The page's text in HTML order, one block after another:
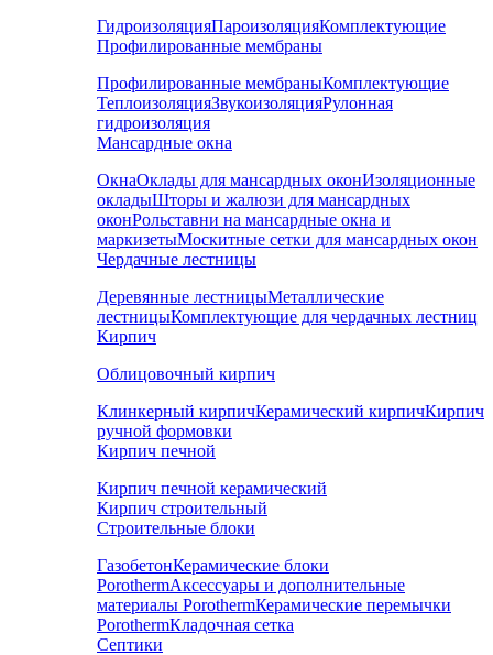
ГидроизоляцияПароизоляцияКомплектующие
Профилированные мембраны
Профилированные мембраныКомплектующие
ТеплоизоляцияЗвукоизоляцияРулонная
гидроизоляция
Мансардные окна
ОкнаОклады для мансардных оконИзоляционные
окладыШторы и жалюзи для мансардных
оконРольставни на мансардные окна и
маркизетыМоскитные сетки для мансардных окон
Чердачные лестницы
Деревянные лестницыМеталлические
лестницыКомплектующие для чердачных лестниц
Кирпич
Облицовочный кирпич
Клинкерный кирпичКерамический кирпичКирпич
ручной формовки
Кирпич печной
Кирпич печной керамический
Кирпич строительный
Строительные блоки
ГазобетонКерамические блоки
PorothermАксессуары и дополнительные
материалы PorothermКерамические перемычки
PorothermКладочная сетка
Септики